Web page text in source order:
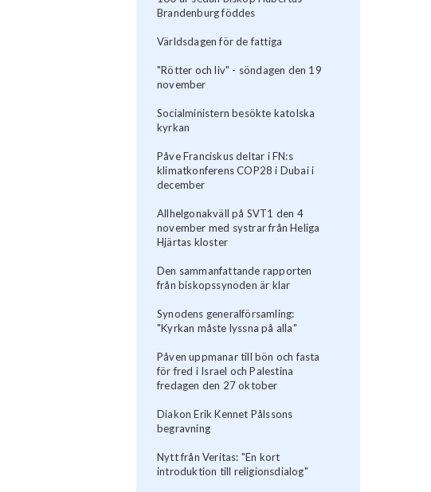
Brandenburg föddes
Världsdagen för de fattiga
"Rötter och liv" - söndagen den 19
november
Socialministern besökte katolska
kyrkan
Påve Franciskus deltar i FN:s
klimatkonferens COP28 i Dubai i
december
Allhelgonakväll på SVT1 den 4
november med systrar från Heliga
Hjärtas kloster
Den sammanfattande rapporten
från biskopssynoden är klar
Synodens generalförsamling:
"Kyrkan måste lyssna på alla"
Påven uppmanar till bön och fasta
för fred i Israel och Palestina
fredagen den 27 oktober
Diakon Erik Kennet Pålssons
begravning
Nytt från Veritas: "En kort
introduktion till religionsdialog"